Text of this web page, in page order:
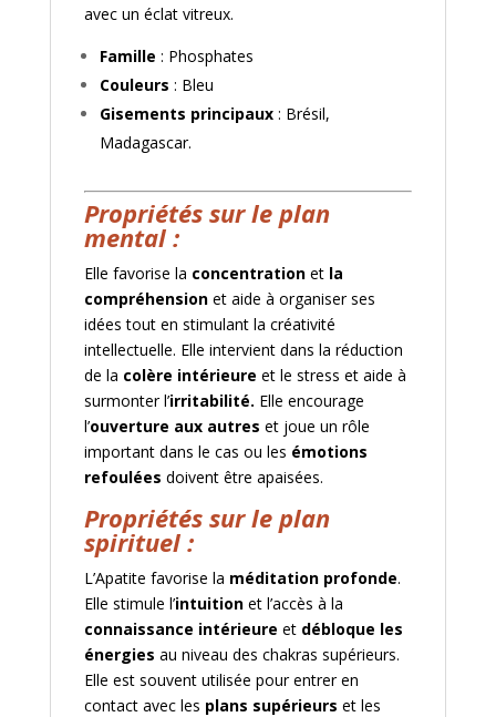
avec un éclat vitreux.
Famille : Phosphates
Couleurs : Bleu
Gisements principaux: Brésil,
Madagascar.
Propriétés sur le plan
mental :
Elle favorise la concentrationet la
compréhension et aide à organiser ses
idées tout en stimulant la créativité
intellectuelle. Elle intervient dans la réduction
de la colère intérieure et le stress et aide à
surmonter l’irritabilité. Elle encourage
l’ouverture aux autres et joue un rôle
important dans le cas ou les émotions
refoulées doivent être apaisées.
Propriétés sur le plan
spirituel :
L’Apatite favorise la méditation profonde.
Elle stimule l’intuitionet l’accès à la
connaissance intérieure et débloque les
énergies au niveau des chakras supérieurs.
Elle est souvent utilisée pour entrer en
contact avec les plans supérieurs et les